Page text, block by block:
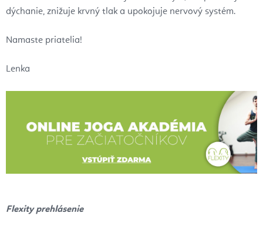
dýchanie, znižuje krvný tlak a upokojuje nervový systém.
Namaste priatelia!
Lenka
Flexity prehlásenie